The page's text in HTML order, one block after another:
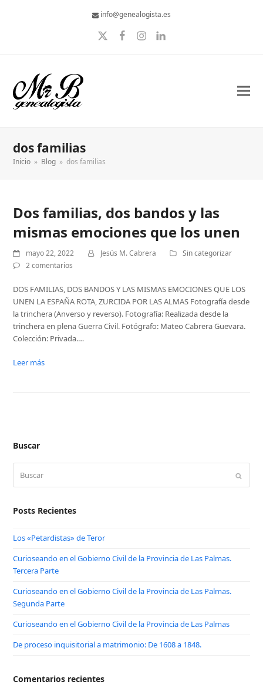
info@genealogista.es
TwitterFacebook
Instagram
LinkedIn
dos familias
Inicio » Blog » dos familias
Dos familias, dos bandos y las
mismas emociones que los unen
mayo 22, 2022 Jesús M. Cabrera
Sin categorizar
2 comentarios
DOS FAMILIAS, DOS BANDOS Y LAS MISMAS EMOCIONES QUE LOS
UNEN LA ESPAÑA ROTA, ZURCIDA POR LAS ALMAS Fotografía desde
la trinchera (Anverso y reverso). Fotografía: Realizada desde la
trinchera en plena Guerra Civil. Fotógrafo: Mateo Cabrera Guevara.
Colección: Privada.…
Leer más
Buscar
Posts Recientes
Los «Petardistas» de Teror
Curioseando en el Gobierno Civil de la Provincia de Las Palmas.
Tercera Parte
Curioseando en el Gobierno Civil de la Provincia de Las Palmas.
Segunda Parte
Curioseando en el Gobierno Civil de la Provincia de Las Palmas
De proceso inquisitorial a matrimonio: De 1608 a 1848.
Comentarios recientes